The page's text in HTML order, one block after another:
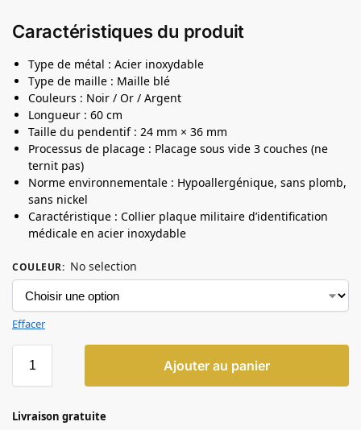
Caractéristiques du produit
Type de métal : Acier inoxydable
Type de maille : Maille blé
Couleurs : Noir / Or / Argent
Longueur : 60 cm
Taille du pendentif : 24 mm × 36 mm
Processus de placage : Placage sous vide 3 couches (ne
ternit pas)
Norme environnementale : Hypoallergénique, sans plomb,
sans nickel
Caractéristique : Collier plaque militaire d’identification
médicale en acier inoxydable
COULEUR: No selection
Effacer
Ajouter au panier
Livraison gratuite